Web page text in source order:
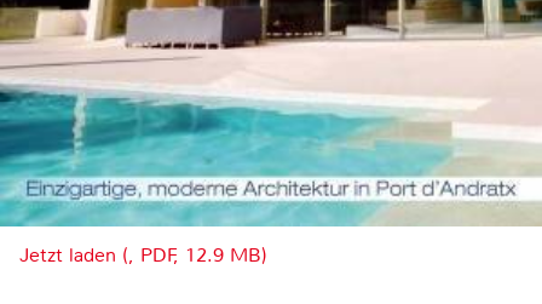
Jetzt laden (, PDF, 12.9 MB)